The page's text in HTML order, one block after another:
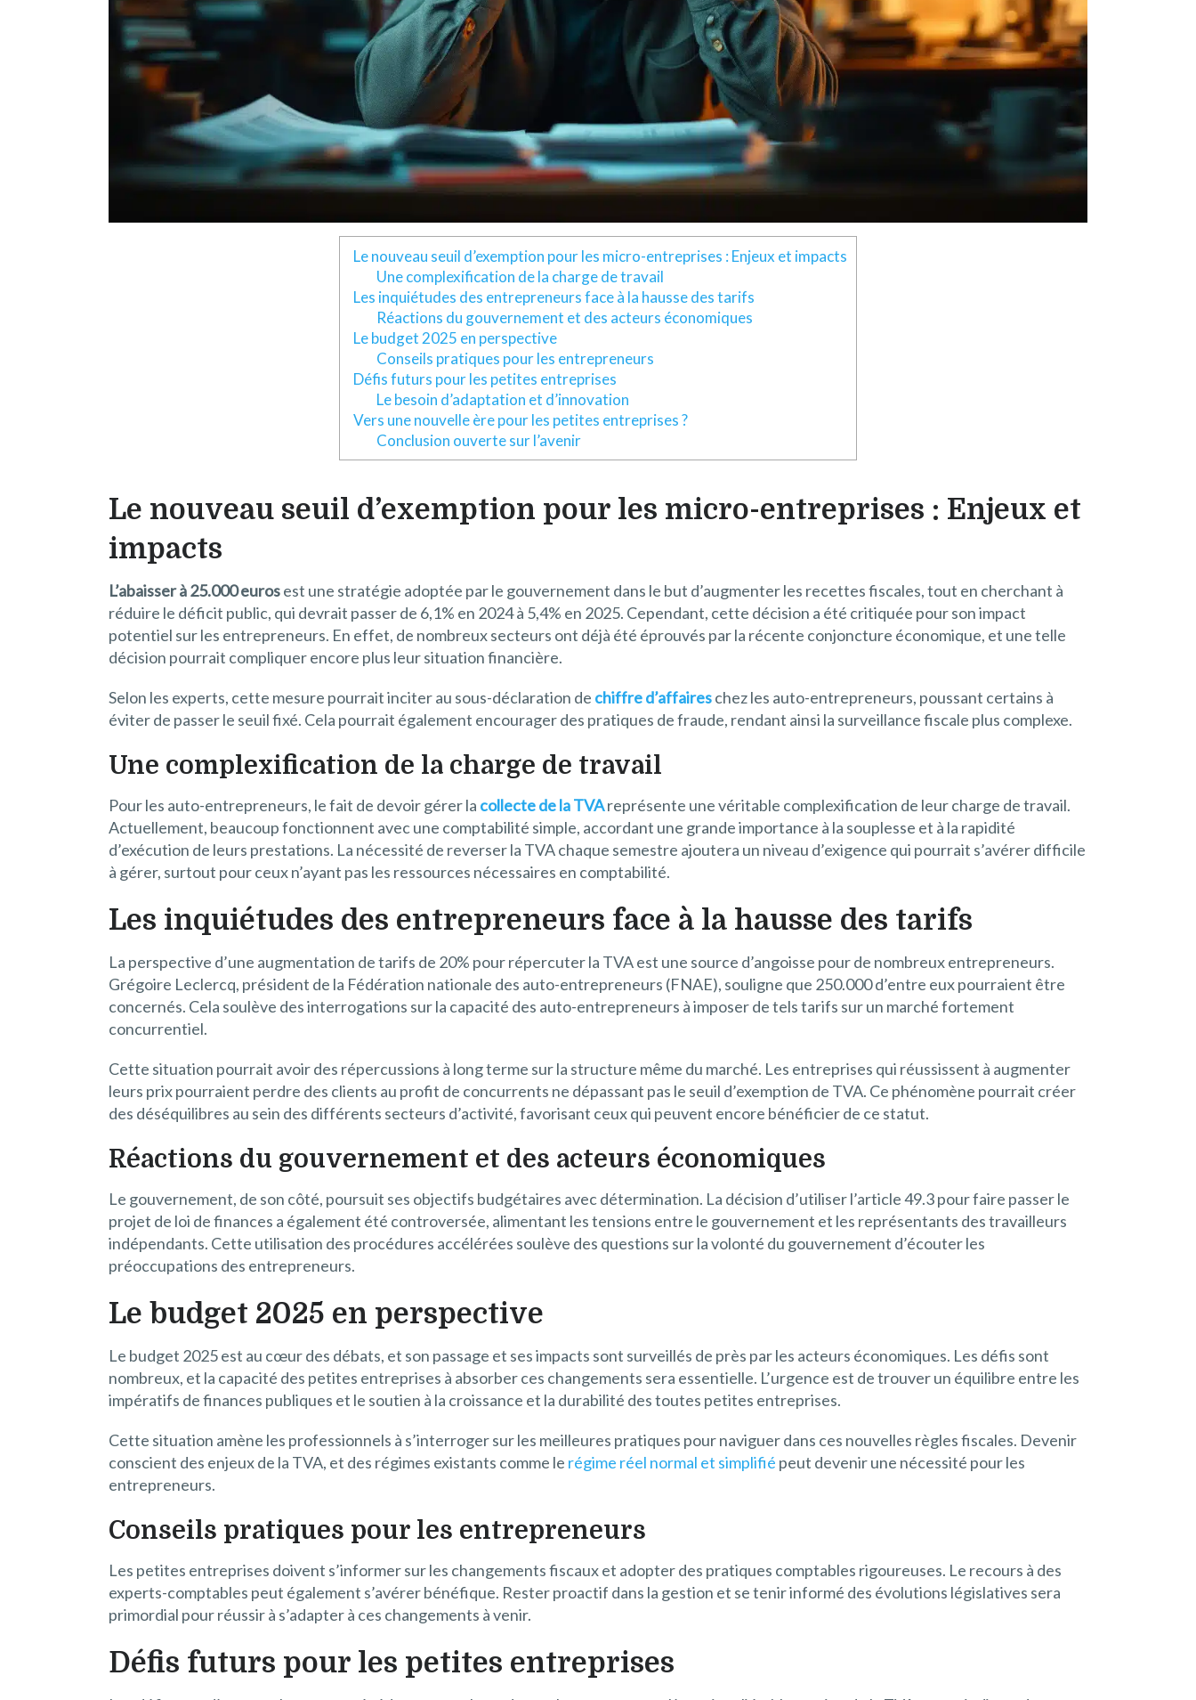
Le nouveau seuil d’exemption pour les micro-entreprises : Enjeux et impacts
Une complexification de la charge de travail
Les inquiétudes des entrepreneurs face à la hausse des tarifs
Réactions du gouvernement et des acteurs économiques
Le budget 2025 en perspective
Conseils pratiques pour les entrepreneurs
Défis futurs pour les petites entreprises
Le besoin d’adaptation et d’innovation
Vers une nouvelle ère pour les petites entreprises ?
Conclusion ouverte sur l’avenir
Le nouveau seuil d’exemption pour les micro-entreprises : Enjeux et
impacts
L’abaisser à 25.000 eurosest une stratégie adoptée par le gouvernement dans le but d’augmenter les recettes fiscales, tout en cherchant à
réduire le déficit public, qui devrait passer de 6,1% en 2024 à 5,4% en 2025. Cependant, cette décision a été critiquée pour son impact
potentiel sur les entrepreneurs. En effet, de nombreux secteurs ont déjà été éprouvés par la récente conjoncture économique, et une telle
décision pourrait compliquer encore plus leur situation financière.
Selon les experts, cette mesure pourrait inciter au sous-déclaration de chiffre d’affaireschez les auto-entrepreneurs, poussant certains à
éviter de passer le seuil fixé. Cela pourrait également encourager des pratiques de fraude, rendant ainsi la surveillance fiscale plus complexe.
Une complexification de la charge de travail
Pour les auto-entrepreneurs, le fait de devoir gérer la collecte de la TVAreprésente une véritable complexification de leur charge de travail.
Actuellement, beaucoup fonctionnent avec une comptabilité simple, accordant une grande importance à la souplesse et à la rapidité
d’exécution de leurs prestations. La nécessité de reverser la TVA chaque semestre ajoutera un niveau d’exigence qui pourrait s’avérer difficile
à gérer, surtout pour ceux n’ayant pas les ressources nécessaires en comptabilité.
Les inquiétudes des entrepreneurs face à la hausse des tarifs
La perspective d’une augmentation de tarifs de 20% pour répercuter la TVA est une source d’angoisse pour de nombreux entrepreneurs.
Grégoire Leclercq, président de la Fédération nationale des auto-entrepreneurs (FNAE), souligne que 250.000 d’entre eux pourraient être
concernés. Cela soulève des interrogations sur la capacité des auto-entrepreneurs à imposer de tels tarifs sur un marché fortement
concurrentiel.
Cette situation pourrait avoir des répercussions à long terme sur la structure même du marché. Les entreprises qui réussissent à augmenter
leurs prix pourraient perdre des clients au profit de concurrents ne dépassant pas le seuil d’exemption de TVA. Ce phénomène pourrait créer
des déséquilibres au sein des différents secteurs d’activité, favorisant ceux qui peuvent encore bénéficier de ce statut.
Réactions du gouvernement et des acteurs économiques
Le gouvernement, de son côté, poursuit ses objectifs budgétaires avec détermination. La décision d’utiliser l’article 49.3 pour faire passer le
projet de loi de finances a également été controversée, alimentant les tensions entre le gouvernement et les représentants des travailleurs
indépendants. Cette utilisation des procédures accélérées soulève des questions sur la volonté du gouvernement d’écouter les
préoccupations des entrepreneurs.
Le budget 2025 en perspective
Le budget 2025 est au cœur des débats, et son passage et ses impacts sont surveillés de près par les acteurs économiques. Les défis sont
nombreux, et la capacité des petites entreprises à absorber ces changements sera essentielle. L’urgence est de trouver un équilibre entre les
impératifs de finances publiques et le soutien à la croissance et la durabilité des toutes petites entreprises.
Cette situation amène les professionnels à s’interroger sur les meilleures pratiques pour naviguer dans ces nouvelles règles fiscales. Devenir
conscient des enjeux de la TVA, et des régimes existants comme le régime réel normal et simplifié peut devenir une nécessité pour les
entrepreneurs.
Conseils pratiques pour les entrepreneurs
Les petites entreprises doivent s’informer sur les changements fiscaux et adopter des pratiques comptables rigoureuses. Le recours à des
experts-comptables peut également s’avérer bénéfique. Rester proactif dans la gestion et se tenir informé des évolutions législatives sera
primordial pour réussir à s’adapter à ces changements à venir.
Défis futurs pour les petites entreprises